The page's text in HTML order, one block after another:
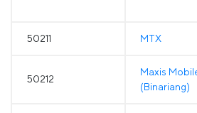
50211 MTX
50212
Maxis
(Binariang)